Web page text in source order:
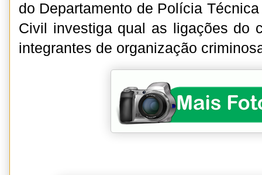
do Departamento de Polícia
Civil investiga qual as ligações do
integrantes de organização